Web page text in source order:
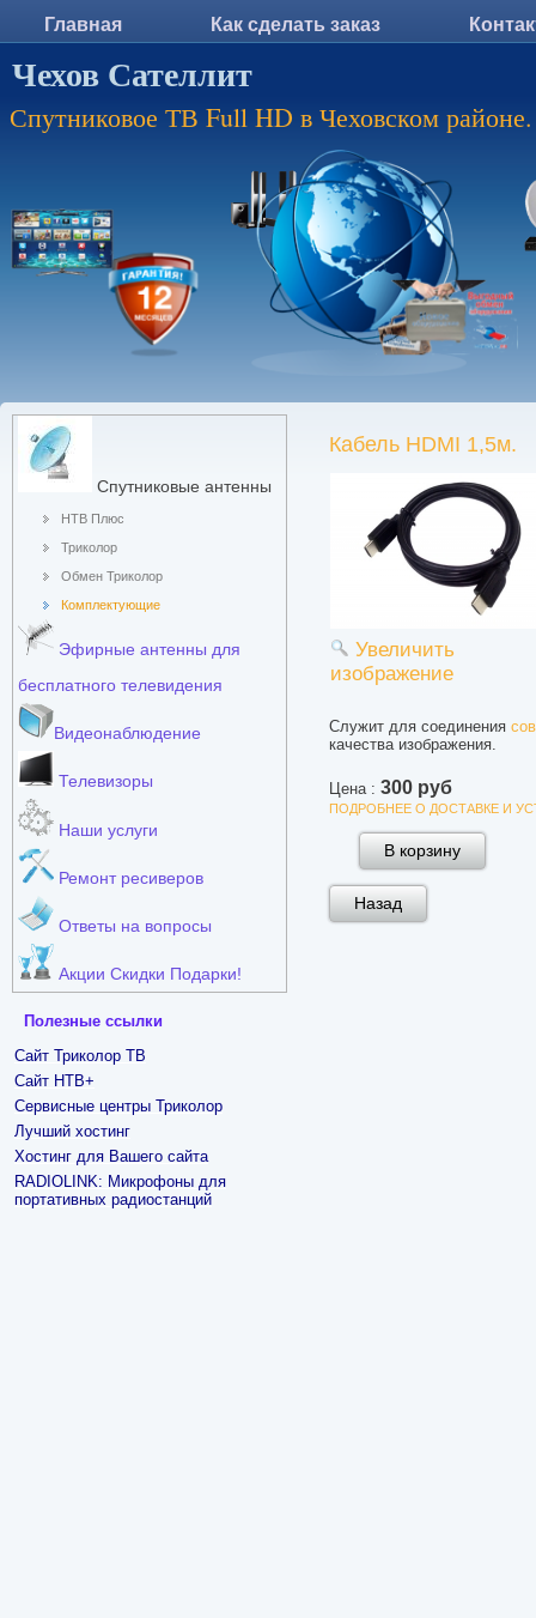
Главная Как сделать заказ
Чехов Сателлит
Спутниковое ТВ Full HD в Чеховском районе.
Спутниковые антенны
НТВ Плюс
Триколор
Обмен Триколор
Комплектующие
Эфирные антенны для
бесплатного телевидения
Видеонаблюдение
Телевизоры
Наши услуги
Ремонт ресиверов
Ответы на вопросы
Акции Скидки Подарки!
Полезные ссылки
Сайт Триколор ТВ
Сайт НТВ+
Сервисные центры Триколор
Лучший хостинг
Хостинг для Вашего сайта
RADIOLINK: Микрофоны для
портативных радиостанций
Кабель HDMI 1,5м.
Увеличить
изображение
Служит для соединения
качества изображения.
Цена : 300 руб
ПОДРОБНЕЕ О ДОСТАВКЕ И